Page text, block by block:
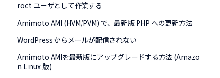
root ユーザとして作業する
Amimoto AMI (HVM/PVM) で、最新版 PHP への更新方法
WordPress からメールが配信されない
Amimoto AMIを最新版にアップグレードする方法 (Amazo
n Linux 版)